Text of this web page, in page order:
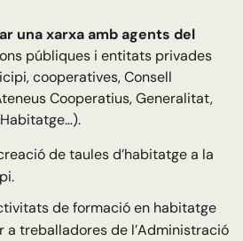
una xarxa amb agents del
públiques i entitats privades
cooperatives, Consell
Cooperatius, Generalitat,
de taules d’habitatge a la
de formació en habitatge
a treballadores de l’Administració